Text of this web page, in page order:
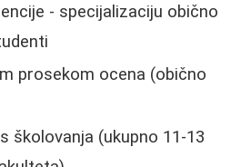
- specijalizaciju obično
prosekom ocena (obično
školovanja (ukupno 11-13